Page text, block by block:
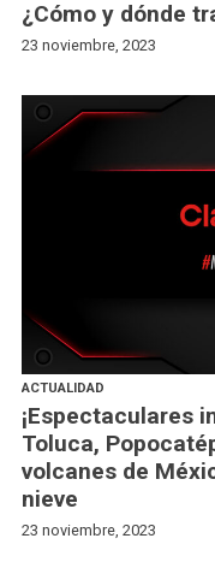
¿Cómo y dónde
23 noviembre, 2023
ACTUALIDAD
¡Espectaculares
Toluca,
volcanes de
nieve
23 noviembre, 2023